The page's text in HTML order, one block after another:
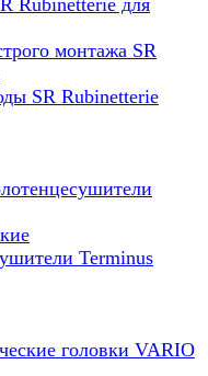
Rubinetterie для
монтажа SR
SR Rubinetterie
Terminus
головки VARIO